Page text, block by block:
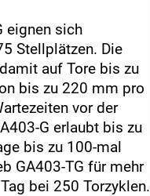
eignen sich
Stellplätzen. Die
auf Tore bis zu
bis zu 220 mm pro
vor der
G erlaubt bis zu
bis zu 100-mal
GA403-TG für mehr
bei 250 Torzyklen.